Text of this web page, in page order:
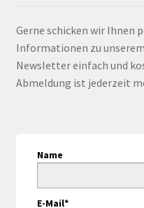
Gerne schicken wir Ihnen
Informationen zu
Newsletter einfach und
Abmeldung ist jederzeit
Name
E-Mail*